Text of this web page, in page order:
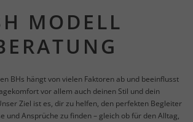
MODELL
BHs hängt von vielen Faktoren ab und beeinflusst
vor allem auch deinen Stil und dein
Ziel ist es, dir zu helfen, den perfekten Begleiter
und Ansprüche zu finden – gleich ob für den Alltag,